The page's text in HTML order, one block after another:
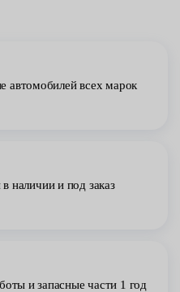
автомобилей всех марок
в наличии и под заказ
и запасные части 1 год